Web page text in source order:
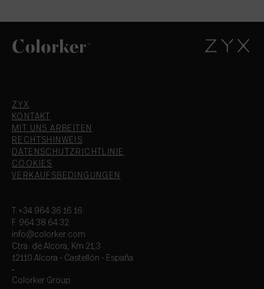
ZYX
KONTAKT
MIT UNS ARBEITEN
RECHTSHINWEIS
DATENSCHUTZRICHTLINIE
COOKIES
VERKAUFSBEDINGUNGEN
T.+34 964 36 16 16
F. 964 38 64 32
info@colorker.com
Ctra. de Alcora, Km 21,3
12110 Alcora - Castellón - España
Colorker Group